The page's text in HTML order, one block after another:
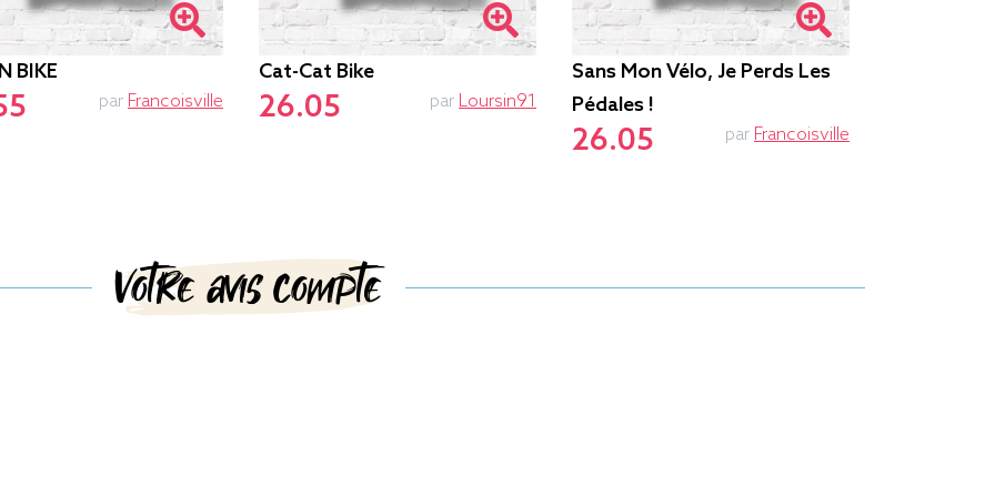
BIKE
par Francoisville
Cat-Cat Bike
26.05 par Loursin91
Sans Mon Vélo, Je Perds Les
Pédales !
26.05 par Francoisville
Votre avis compte